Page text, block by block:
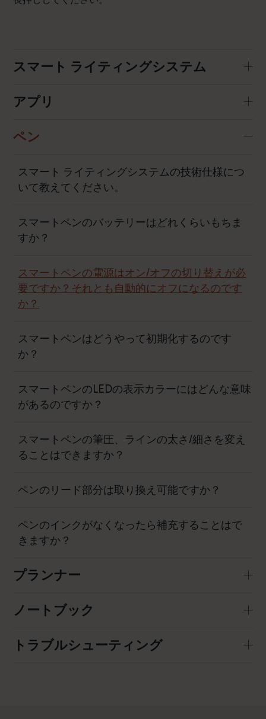
スマート ライティングシステム
アプリ
ペン
スマート ライティングシステムの技術仕様につ
いて教えてください。
スマートペンのバッテリーはどれくらいもちま
すか？
スマートペンの電源はオン/オフの切り替えが必
要ですか？それとも自動的にオフになるのです
か？
スマートペンはどうやって初期化するのです
か？
スマートペンのLEDの表示カラーにはどんな意味
があるのですか？
スマートペンの筆圧、ラインの太さ/細さを変え
ることはできますか？
ペンのリード部分は取り換え可能ですか？
ペンのインクがなくなったら補充することはで
きますか？
プランナー
ノートブック
トラブルシューティング